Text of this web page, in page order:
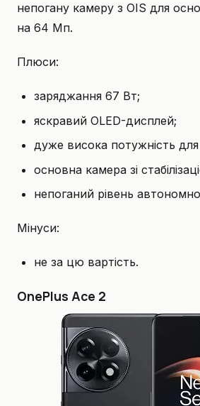
непогану камеру з OIS для
на 64 Мп.
Плюси:
заряджання 67 Вт;
яскравий OLED-дисплей;
дуже висока потужність
основна камера зі
непоганий рівень
Мінуси:
не за цю вартість.
OnePlus Ace 2